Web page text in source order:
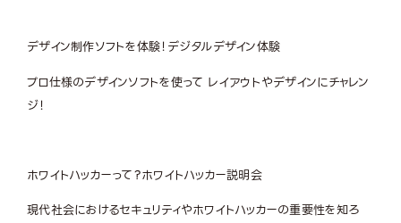
デザイン制作ソフトを体験！デジタルデザイン体験
プロ仕様のデザインソフトを使って レイアウトやデザインにチャレン
ジ！
ホワイトハッカーって？ホワイトハッカー説明会
現代社会におけるセキュリティやホワイトハッカーの重要性を知ろ